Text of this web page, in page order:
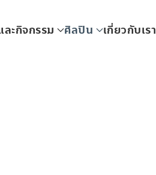
ละกิจกรรม ศิลปิน เกี่ยวกับเรา